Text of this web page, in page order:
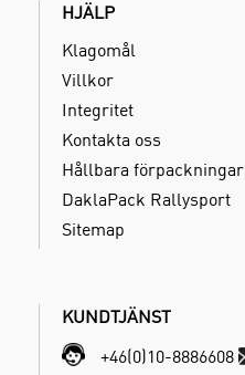
HJÄLP
Klagomål
Villkor
Integritet
Kontakta oss
Hållbara förpackningar
DaklaPack Rallysport
Sitemap
KUNDTJÄNST
+46(0)10-8886608